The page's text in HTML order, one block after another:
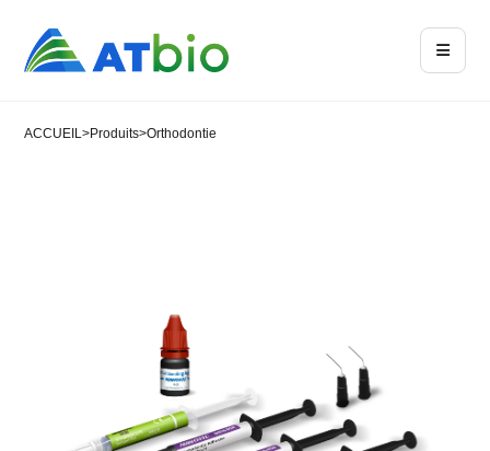
ACCUEIL>Produits>Orthodontie